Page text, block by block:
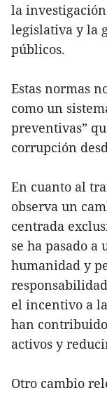
la
legislativa y la
públicos.
Estas normas
como un
preventivas”
corrupción
En cuanto al
observa un
centrada
se ha pasado
humanidad y
el incentivo a
han
activos y
Otro cambio